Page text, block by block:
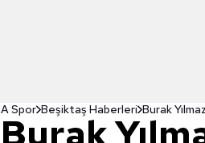
A Spor Beşiktaş Haberleri Burak
Burak